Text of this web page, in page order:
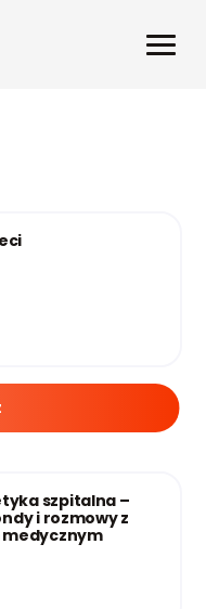
szpitalna –
i rozmowy z